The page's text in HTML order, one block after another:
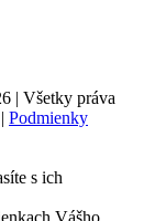
| Všetky práva
| Podmienky
s ich
Vášho